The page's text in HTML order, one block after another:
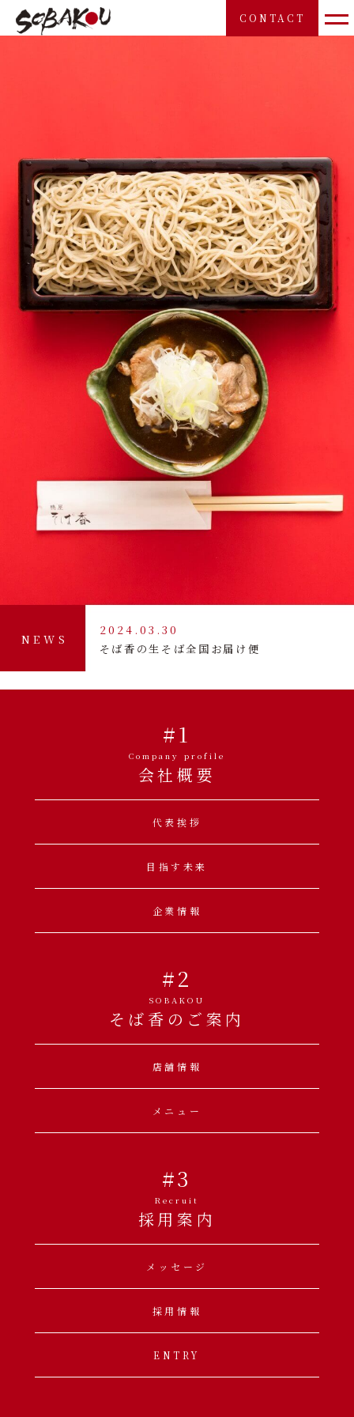
CONTACT
NEWS
2024.03.30
そば香の生そば全国お届け便
#1
Company profile
会社概要
代表挨拶
目指す未来
企業情報
#2
SOBAKOU
そば香のご案内
店舗情報
メニュー
#3
Recruit
採用案内
メッセージ
採用情報
ENTRY